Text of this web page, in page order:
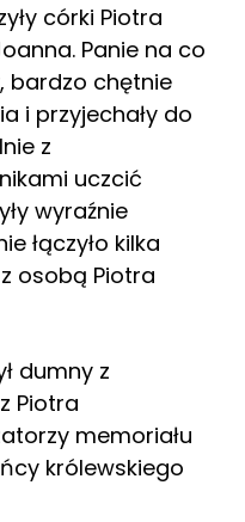
córki Piotra
Panie na co
bardzo chętnie
i przyjechały do
z
uczcić
wyraźnie
łączyło kilka
osobą Piotra
dumny z
Piotra
memoriału
królewskiego